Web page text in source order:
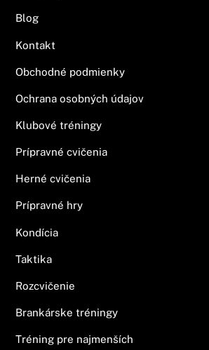
Blog
Kontakt
Obchodné podmienky
Ochrana osobných údajov
Klubové tréningy
Prípravné cvičenia
Herné cvičenia
Prípravné hry
Kondícia
Taktika
Rozcvičenie
Brankárske tréningy
Tréning pre najmenších